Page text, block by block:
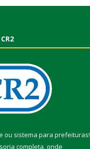
ou sistema para prefeituras!
completa, onde